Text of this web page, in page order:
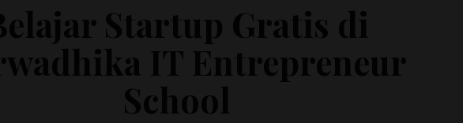
Startup Gratis di
IT Entrepreneur
School